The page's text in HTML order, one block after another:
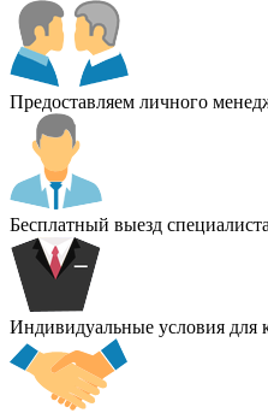
Предоставляем личного
Бесплатный выезд специалиста
Индивидуальные условия для